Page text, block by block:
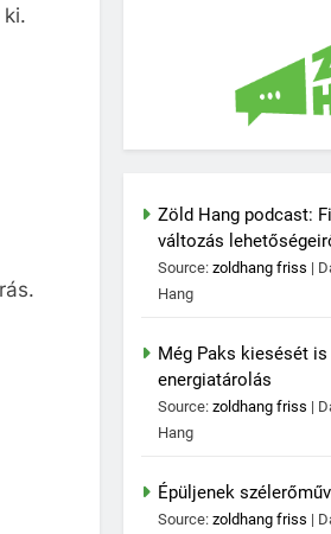
Zöld Hang podcast:
változás
Source:zoldhang friss
Hang
Még Paks kiesését
energiatárolás
Source:zoldhang friss
Hang
Épüljenek
Source:zoldhang friss